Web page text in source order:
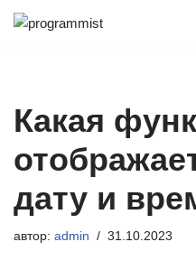
Какая
дату и
автор: admin 31.10.2023